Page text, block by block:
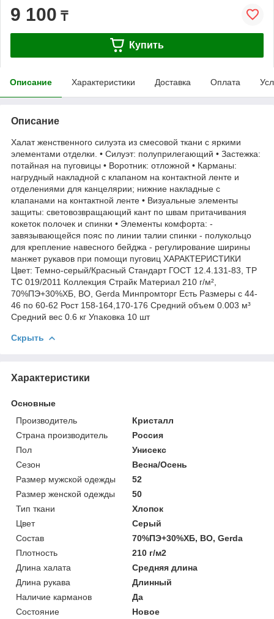
9 100 ₸
Купить
Описание Характеристики Доставка Оплата
Описание
Халат женственного силуэта из смесовой ткани с яркими
элементами отделки. • Силуэт: полуприлегающий • Застежка:
потайная на пуговицы • Воротник: отложной • Карманы:
нагрудный накладной с клапаном на контактной ленте и
отделениями для канцелярии; нижние накладные с
клапанами на контактной ленте • Визуальные элементы
защиты: световозвращающий кант по швам притачивания
кокеток полочек и спинки • Элементы комфорта: -
завязывающейся пояс по линии талии спинки - полукольцо
для крепление навесного бейджа - регулирование ширины
манжет рукавов при помощи пуговиц ХАРАКТЕРИСТИКИ
Цвет: Темно-серый/Красный Стандарт ГОСТ 12.4.131-83, ТР
ТС 019/2011 Коллекция Страйк Материал 210 г/м²,
70%ПЭ+30%ХБ, ВО, Gerda Минпромторг Есть Размеры с 44-
46 по 60-62 Рост 158-164,170-176 Средний объем 0.003 м³
Средний вес 0.6 кг Упаковка 10 шт
Скрыть
Характеристики
Основные
Производитель
Кристалл
Страна производитель
Россия
Пол
Унисекс
Сезон
Весна/Осень
Размер мужской одежды
52
Размер женской одежды
50
Тип ткани
Хлопок
Цвет
Серый
Состав
70%ПЭ+30%ХБ, ВО, Gerda
Плотность
210 г/м2
Длина халата
Средняя длина
Длина рукава
Длинный
Наличие карманов
Да
Состояние
Новое